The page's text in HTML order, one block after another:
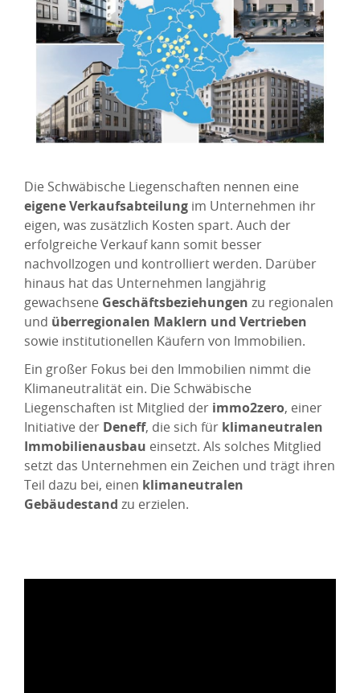
Die Schwäbische Liegenschaften nennen eine
eigene Verkaufsabteilung im Unternehmen ihr
eigen, was zusätzlich Kosten spart. Auch der
erfolgreiche Verkauf kann somit besser
nachvollzogen und kontrolliert werden. Darüber
hinaus hat das Unternehmen langjährig
gewachsene Geschäftsbeziehungen zu regionalen
und überregionalen Maklern und Vertrieben
sowie institutionellen Käufern von Immobilien.
Ein großer Fokus bei den Immobilien nimmt die
Klimaneutralität ein. Die Schwäbische
Liegenschaften ist Mitglied der immo2zero, einer
Initiative der Deneff, die sich für klimaneutralen
Immobilienausbau einsetzt. Als solches Mitglied
setzt das Unternehmen ein Zeichen und trägt ihren
Teil dazu bei, einen klimaneutralen
Gebäudestand zu erzielen.